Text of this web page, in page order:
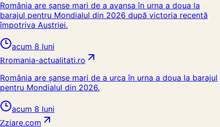
România are șanse mari de a avansa în urna a doua la
barajul pentru Mondialul din 2026 după victoria recentă
împotriva Austriei.
acum 8 luni
Rromania-actualitati.ro
România are șanse mari de a urca în urna a doua la barajul
pentru Mondialul din 2026.
acum 8 luni
Zziare.com